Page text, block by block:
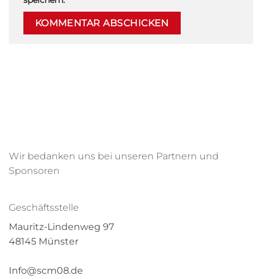
Wir bedanken uns bei unseren Partnern und
Sponsoren
Geschäftsstelle
Mauritz-Lindenweg 97
48145 Münster
Info@scm08.de